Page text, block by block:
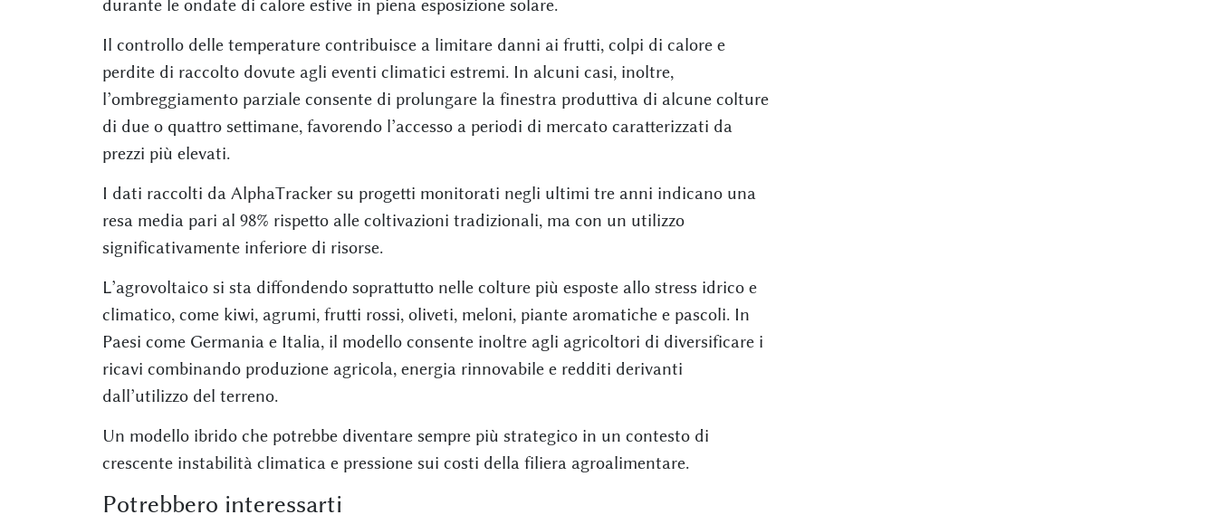
durante le ondate di calore estive in piena esposizione solare.
Il controllo delle temperature contribuisce a limitare danni ai frutti, colpi di calore e
perdite di raccolto dovute agli eventi climatici estremi. In alcuni casi, inoltre,
l’ombreggiamento parziale consente di prolungare la finestra produttiva di alcune colture
di due o quattro settimane, favorendo l’accesso a periodi di mercato caratterizzati da
prezzi più elevati.
I dati raccolti da AlphaTracker su progetti monitorati negli ultimi tre anni indicano una
resa media pari al 98% rispetto alle coltivazioni tradizionali, ma con un utilizzo
significativamente inferiore di risorse.
L’agrovoltaico si sta diffondendo soprattutto nelle colture più esposte allo stress idrico e
climatico, come kiwi, agrumi, frutti rossi, oliveti, meloni, piante aromatiche e pascoli. In
Paesi come Germania e Italia, il modello consente inoltre agli agricoltori di diversificare i
ricavi combinando produzione agricola, energia rinnovabile e redditi derivanti
dall’utilizzo del terreno.
Un modello ibrido che potrebbe diventare sempre più strategico in un contesto di
crescente instabilità climatica e pressione sui costi della filiera agroalimentare.
Potrebbero interessarti